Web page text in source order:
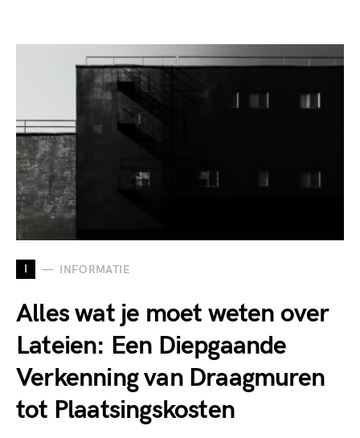
I INFORMATIE
Alles wat je moet weten over
Lateien: Een Diepgaande
Verkenning van Draagmuren
tot Plaatsingskosten